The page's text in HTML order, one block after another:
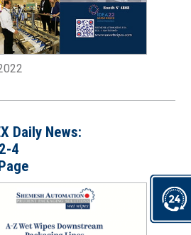
Daily News:
4